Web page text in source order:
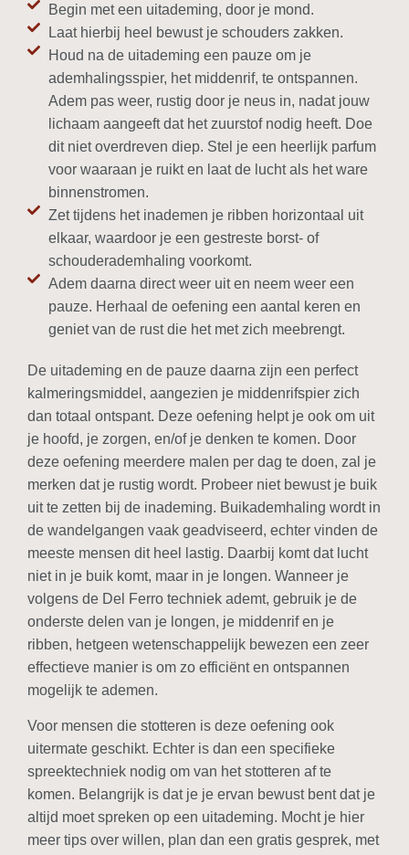
Begin met een uitademing, door je mond.
Laat hierbij heel bewust je schouders zakken.
Houd na de uitademing een pauze om je
ademhalingsspier, het middenrif, te ontspannen.
Adem pas weer, rustig door je neus in, nadat jouw
lichaam aangeeft dat het zuurstof nodig heeft. Doe
dit niet overdreven diep. Stel je een heerlijk parfum
voor waaraan je ruikt en laat de lucht als het ware
binnenstromen.
Zet tijdens het inademen je ribben horizontaal uit
elkaar, waardoor je een gestreste borst- of
schouderademhaling voorkomt.
Adem daarna direct weer uit en neem weer een
pauze. Herhaal de oefening een aantal keren en
geniet van de rust die het met zich meebrengt.
De uitademing en de pauze daarna zijn een perfect
kalmeringsmiddel, aangezien je middenrifspier zich
dan totaal ontspant. Deze oefening helpt je ook om uit
je hoofd, je zorgen, en/of je denken te komen. Door
deze oefening meerdere malen per dag te doen, zal je
merken dat je rustig wordt. Probeer niet bewust je buik
uit te zetten bij de inademing. Buikademhaling wordt in
de wandelgangen vaak geadviseerd, echter vinden de
meeste mensen dit heel lastig. Daarbij komt dat lucht
niet in je buik komt, maar in je longen. Wanneer je
volgens de Del Ferro techniek ademt, gebruik je de
onderste delen van je longen, je middenrif en je
ribben, hetgeen wetenschappelijk bewezen een zeer
effectieve manier is om zo efficiënt en ontspannen
mogelijk te ademen.
Voor mensen die stotteren is deze oefening ook
uitermate geschikt. Echter is dan een specifieke
spreektechniek nodig om van het stotteren af te
komen. Belangrijk is dat je je ervan bewust bent dat je
altijd moet spreken op een uitademing. Mocht je hier
meer tips over willen, plan dan een gratis gesprek, met